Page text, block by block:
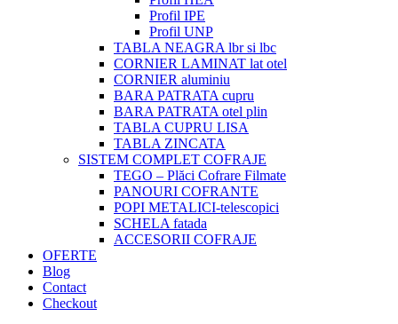
Profil IPE
Profil UNP
TABLA NEAGRA lbr si lbc
CORNIER LAMINAT lat otel
CORNIER aluminiu
BARA PATRATA cupru
BARA PATRATA otel plin
TABLA CUPRU LISA
TABLA ZINCATA
SISTEM COMPLET COFRAJE
TEGO – Plăci Cofrare Filmate
PANOURI COFRANTE
POPI METALICI-telescopici
SCHELA fatada
ACCESORII COFRAJE
OFERTE
Blog
Contact
Checkout